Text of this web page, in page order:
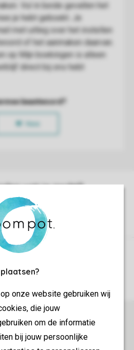
onze website gebruiken wij
die jouw
om de informatie
bij jouw persoonlijke
gegevens & privacy
wijzigen